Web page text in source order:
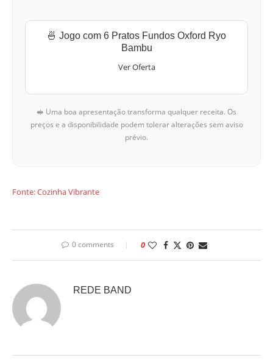
🍜 Jogo com 6 Pratos Fundos Oxford Ryo
Bambu
Ver Oferta
🥪 Uma boa apresentação transforma qualquer receita. Os
preços e a disponibilidade podem tolerar alterações sem aviso
prévio.
Fonte: Cozinha Vibrante
0 comments 0
REDE BAND